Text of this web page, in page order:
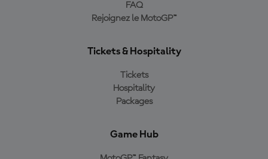
FAQ
Rejoignez le MotoGP™
Tickets & Hospitality
Tickets
Hospitality
Packages
Game Hub